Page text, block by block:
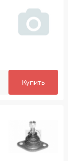
Купить